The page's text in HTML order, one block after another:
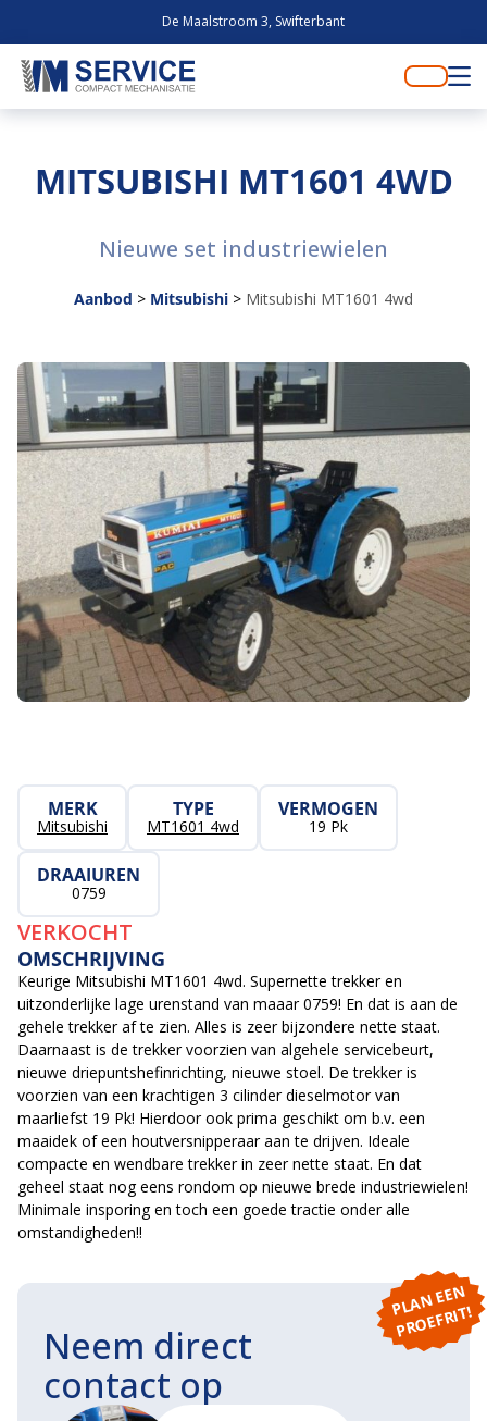
De Maalstroom 3, Swifterbant
MITSUBISHI MT1601 4WD
Nieuwe set industriewielen
Aanbod > Mitsubishi > Mitsubishi MT1601 4wd
MERK
Mitsubishi
TYPE
MT1601 4wd
VERMOGEN
19 Pk
DRAAIUREN
0759
VERKOCHT
OMSCHRIJVING
Keurige Mitsubishi MT1601 4wd. Supernette trekker en
uitzonderlijke lage urenstand van maaar 0759! En dat is aan de
gehele trekker af te zien. Alles is zeer bijzondere nette staat.
Daarnaast is de trekker voorzien van algehele servicebeurt,
nieuwe driepuntshefinrichting, nieuwe stoel. De trekker is
voorzien van een krachtigen 3 cilinder dieselmotor van
maarliefst 19 Pk! Hierdoor ook prima geschikt om b.v. een
maaidek of een houtversnipperaar aan te drijven. Ideale
compacte en wendbare trekker in zeer nette staat. En dat
geheel staat nog eens rondom op nieuwe brede industriewielen!
Minimale insporing en toch een goede tractie onder alle
omstandigheden!!
P
L
A
N
E
E
N
P
R
O
E
F
RI
T!
Neem direct
contact op